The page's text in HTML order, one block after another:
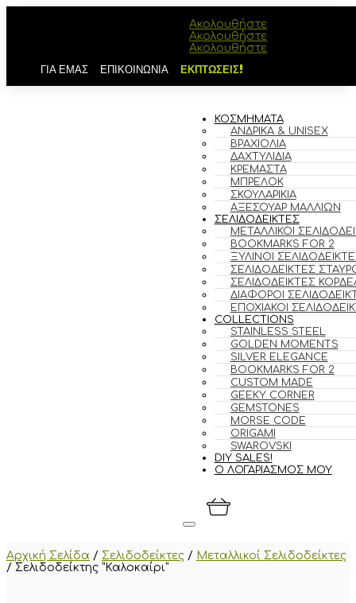
Ακολουθήστε
Ακολουθήστε
Ακολουθήστε
ΓΙΑ ΕΜΑΣ ΕΠΙΚΟΙΝΩΝΙΑ ΕΚΠΤΩΣΕΙΣ!
ΚΟΣΜΗΜΑΤΑ
ΑΝΔΡΙΚΆ & UNISEX
ΒΡΑΧΙΌΛΙΑ
ΔΑΧΤΥΛΊΔΙΑ
ΚΡΕΜΑΣΤΆ
ΜΠΡΕΛΌΚ
ΣΚΟΥΛΑΡΊΚΙΑ
ΑΞΕΣΟΥΆΡ ΜΑΛΛΙΏΝ
ΣΕΛΙΔΟΔΕΙΚΤΕΣ
ΜΕΤΑΛΛΙΚΟΊ
BOOKMARKS FOR 2
ΞΎΛΙΝΟΙ
ΣΕΛΙΔΟΔΕΊΚΤΕΣ
ΣΕΛΙΔΟΔΕΊΚΤΕΣ
ΔΙΆΦΟΡΟΙ
ΕΠΟΧΙΑΚΟΊ
COLLECTIONS
STAINLESS STEEL
GOLDEN MOMENTS
SILVER ELEGANCE
BOOKMARKS FOR 2
CUSTOM MADE
GEEKY CORNER
GEMSTONES
MORSE CODE
ORIGAMI
SWAROVSKI
DIY SALES!
Ο ΛΟΓΑΡΙΑΣΜΟΣ ΜΟΥ
Αρχική Σελίδα / Σελιδοδείκτες / Μεταλλικοί Σελιδοδείκτες
/ Σελιδοδείκτης ”Καλοκαίρι”